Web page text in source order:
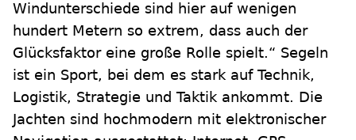
Windunterschiede sind hier auf wenigen
hundert Metern so extrem, dass auch der
Glücksfaktor eine große Rolle spielt.“ Segeln
ist ein Sport, bei dem es stark auf Technik,
Logistik, Strategie und Taktik ankommt. Die
Jachten sind hochmodern mit elektronischer